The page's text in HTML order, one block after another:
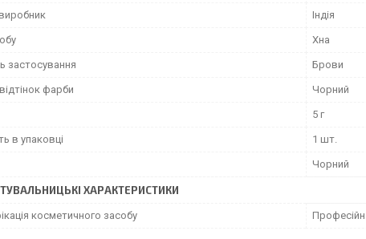
Індія
Хна
застосування Брови
фарби Чорний
5 г
в упаковці 1 шт.
Чорний
ХАРАКТЕРИСТИКИ
косметичного засобу